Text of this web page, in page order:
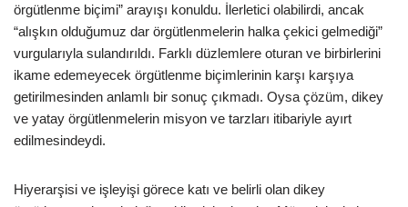
örgütlenme biçimi” arayışı konuldu. İlerletici olabilirdi, ancak
“alışkın olduğumuz dar örgütlenmelerin halka çekici gelmediği”
vurgularıyla sulandırıldı. Farklı düzlemlere oturan ve birbirlerini
ikame edemeyecek örgütlenme biçimlerinin karşı karşıya
getirilmesinden anlamlı bir sonuç çıkmadı. Oysa çözüm, dikey
ve yatay örgütlenmelerin misyon ve tarzları itibariyle ayırt
edilmesindeydi.
Hiyerarşisi ve işleyişi görece katı ve belirli olan dikey